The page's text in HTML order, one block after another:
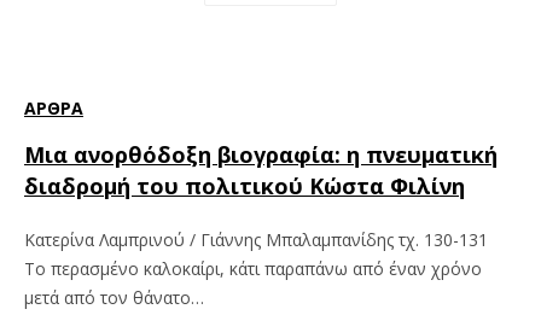
ΆΡΘΡΑ
Μια ανορθόδοξη βιογραφία: η πνευματική
διαδρομή του πολιτικού Κώστα Φιλίνη
Κατερίνα Λαμπρινού / Γιάννης Μπαλαμπανίδης τχ. 130-131
Το περασμένο καλοκαίρι, κάτι παραπάνω από έναν χρόνο
μετά από τον θάνατο…